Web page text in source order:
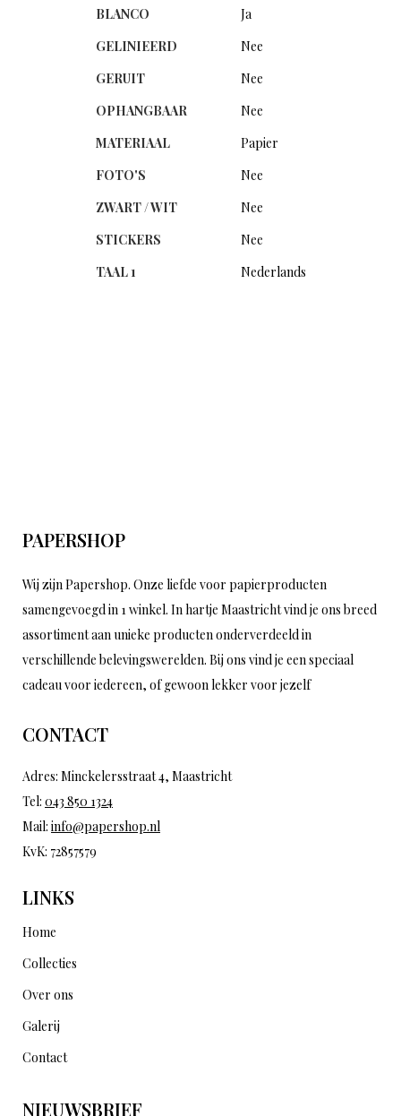
BLANCO
Ja
GELINIEERD
Nee
GERUIT
Nee
OPHANGBAAR
Nee
MATERIAAL
Papier
FOTO'S
Nee
ZWART / WIT
Nee
STICKERS
Nee
TAAL 1
Nederlands
PAPERSHOP
Wij zijn Papershop. Onze liefde voor papierproducten
samengevoegd in 1 winkel. In hartje Maastricht vind je ons breed
assortiment aan unieke producten onderverdeeld in
verschillende belevingswerelden. Bij ons vind je een speciaal
cadeau voor iedereen, of gewoon lekker voor jezelf
CONTACT
Adres: Minckelersstraat 4, Maastricht
Tel: 043 850 1324
Mail: info@papershop.nl
KvK: 72857579
LINKS
Home
Collecties
Over ons
Galerij
Contact
NIEUWSBRIEF